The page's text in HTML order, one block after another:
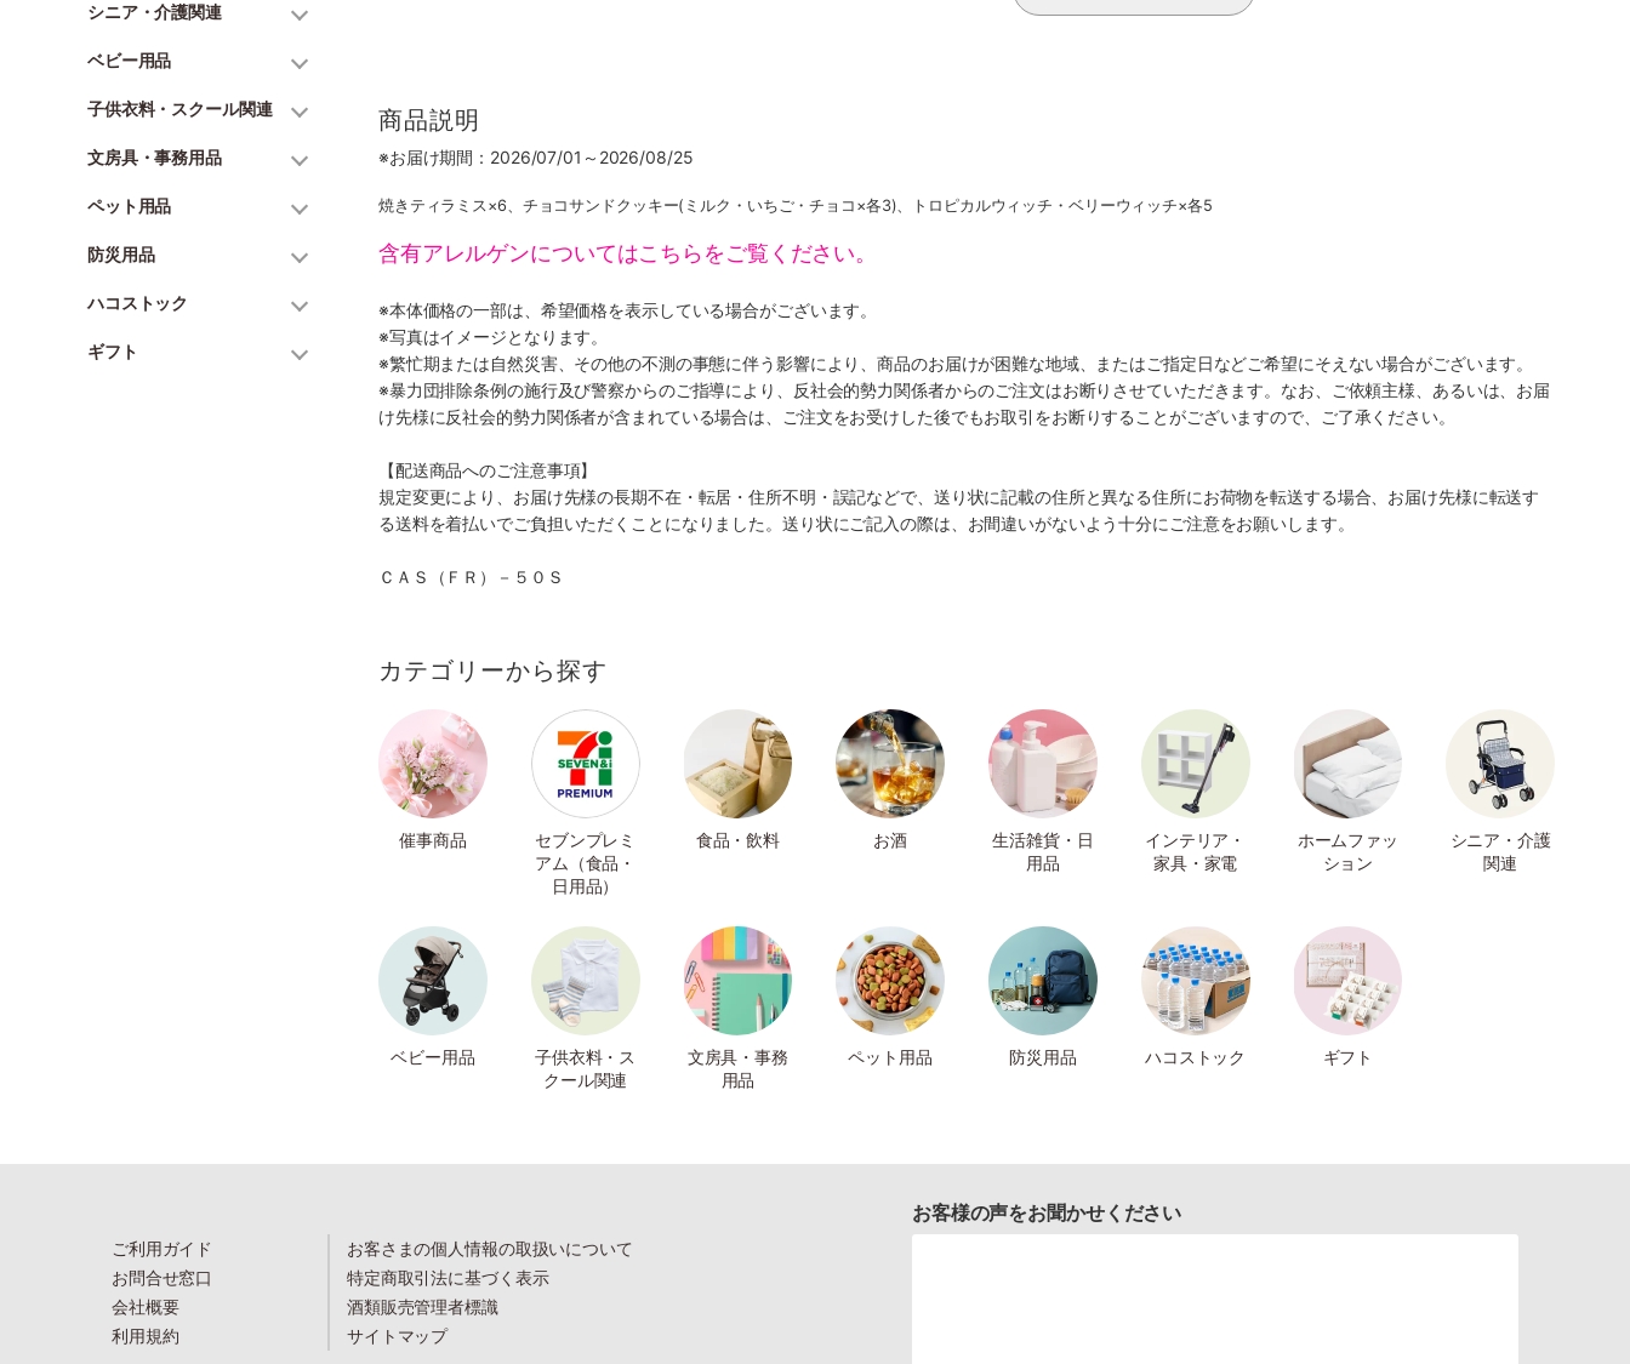
シニア・介護関連
ベビー用品
子供衣料・スクール関連
文房具・事務用品
ペット用品
防災用品
ハコストック
ギフト
商品説明
※お届け期間：2026/07/01～2026/08/25
焼きティラミス×6、チョコサンドクッキー(ミルク・いちご・チョコ×各3)、トロピカルウィッチ・ベリーウィッチ×各5
含有アレルゲンについてはこちらをご覧ください。
※本体価格の一部は、希望価格を表示している場合がございます。
※写真はイメージとなります。
※繁忙期または自然災害、その他の不測の事態に伴う影響により、商品のお届けが困難な地域、またはご指定日などご希望にそえない場合がございます。
※暴力団排除条例の施行及び警察からのご指導により、反社会的勢力関係者からのご注文はお断りさせていただきます。なお、ご依頼主様、あるいは、お届
け先様に反社会的勢力関係者が含まれている場合は、ご注文をお受けした後でもお取引をお断りすることがございますので、ご了承ください。
【配送商品へのご注意事項】
規定変更により、お届け先様の長期不在・転居・住所不明・誤記などで、送り状に記載の住所と異なる住所にお荷物を転送する場合、お届け先様に転送す
る送料を着払いでご負担いただくことになりました。送り状にご記入の際は、お間違いがないよう十分にご注意をお願いします。
ＣＡＳ（ＦＲ）－５０Ｓ
カテゴリーから探す
催事商品
セブンプレミ
アム（食品・
日用品）
食品・飲料 お酒
生活雑貨・日
用品
インテリア・
家具・家電
ホームファッ
ション
シニア・介護
関連
ベビー用品
子供衣料・ス
クール関連
文房具・事務
用品
ペット用品 防災用品 ハコストック ギフト
ご利用ガイド
お問合せ窓口
会社概要
利用規約
お客さまの個人情報の取扱いについて
特定商取引法に基づく表示
酒類販売管理者標識
サイトマップ
お客様の声をお聞かせください